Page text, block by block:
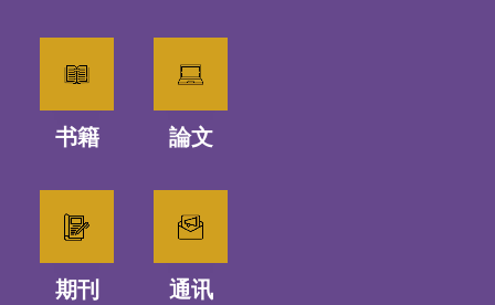
书籍 論文
期刊 通讯